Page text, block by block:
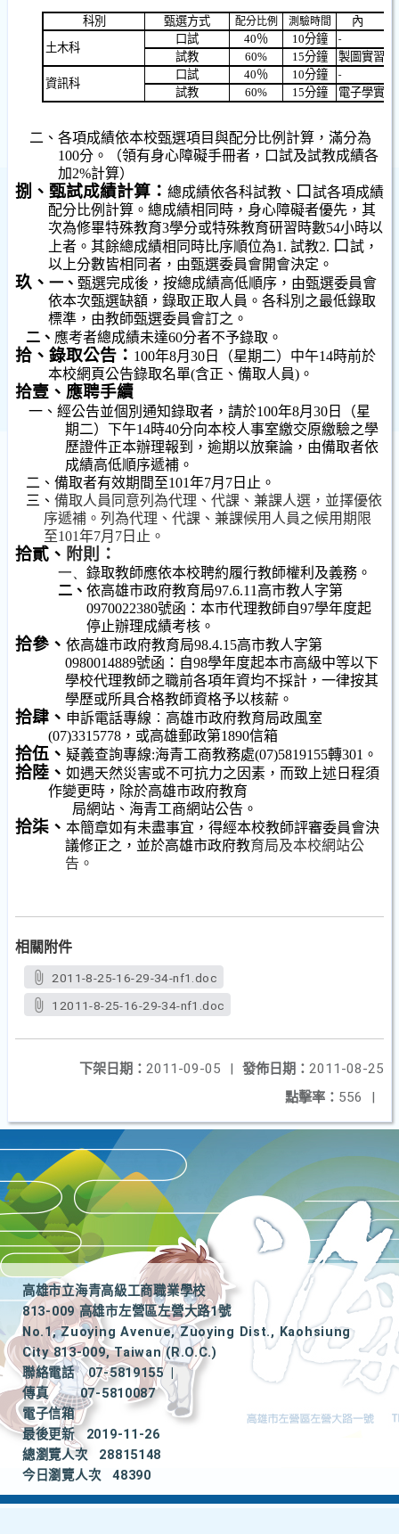
科別 甄選方式 配分比例 測驗時間
土木科
口試 40％ 10分鐘
試教
60% 15分鐘
製圖實習
資訊科
口試 40％ 10分鐘
試教
60% 15分鐘 電子學實
二、 各項成績依本校甄選項目與配分比例計算，滿分為
100分。（領有身心障礙手冊者，口試及試教成績各
加2%計算）
捌、甄試成績計算： 總成績依各科試教、 口 試各項成績
配分比例計算。總成績相同時，身心障礙者優先，其
次為修畢特殊教育3學分或特殊教育研習時數54小時以
上者。其餘總成績相同時比序順位為1.試教2. 口試，
以上分數皆相同者，由甄選委員會開會決定。
玖、 一、 甄選完成後，按總成績高低順序，由甄選委員會
依本次甄選缺額，錄取正取人員。各科別之最低錄取
標準，由教師甄選委員會訂之。
二、 應考者總成績未達60分者不予錄取。
拾、錄取公告： 100年8月 30 日 （星期二）中午14時前於
本校網頁公告錄取名單(含正、備取人員) 。
拾壹、應聘手續
一、經公告並個別通知錄取者，請於100年8月 30 日
（星
期二）下午14時40分向本校人事室繳交原繳驗之學
歷證件正本辦理報到，逾期以放棄論，由備取者依
成績高低順序遞補。
二、備取者有效期間至101年7月 7 日止。
三、 備取人員同意列為代理、代課、兼課人選，並擇優依
序遞補。列為代理、代課、兼課候用人員之候用期限
至101年7月 7 日止。
拾貳、 附則：
一、 錄取教師應依本校聘約履行教師權利及義務。
二、 依高雄市政府教育局97.6.11 高市教人字第
0970022380號函：本市代理教師自97學年度起
停止辦理成績考核。
拾參、 依高雄市政府教育局98.4.15高市教人字第
0980014889號函：自98學年度起本市高級中等以下
學校代理教師之職前各項年資均不採計，一律按其
學歷或所具合格教師資格予以核薪。
拾肆、 申訴電話專線︰高雄市政府教育局政風室
(07)3315778 ，或高雄郵政第1890信箱
拾伍、 疑義查詢專線:海青工商教務處(07)5819155轉301 。
拾陸、 如遇天然災害或不可抗力之因素，而致上述日程須
作變更時，除於高雄市政府教育
局網站、海青工商網站公告。
拾柒、 本簡章如有未盡事宜，得經本校教師評審委員會決
議修正之，並於高雄市政府教育局及本校網站公
告。
相關附件
2011-8-25-16-29-34-nf1.doc
12011-8-25-16-29-34-nf1.doc
發佈日期： 2011-08-25
下架日期： 2011-09-05
|
點擊率： 556 |
高雄市立海青高級工商職業學校
813-009 高雄市左營區左營大路1號
No.1, Zuoying Avenue, Zuoying Dist., Kaohsiung
City 813-009, Taiwan (R.O.C.)
聯絡電話
07-5819155
|
傳真
07-5810087
電子信箱
最後更新
2019-11-26
總瀏覽人次
28815148
今日瀏覽人次
48390